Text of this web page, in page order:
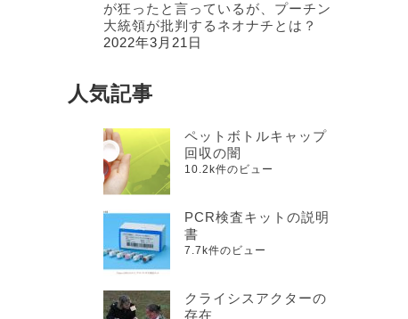
が狂ったと言っているが、プーチン
大統領が批判するネオナチとは？
2022年3月21日
人気記事
ペットボトルキャップ
回収の闇
10.2k件のビュー
PCR検査キットの説明
書
7.7k件のビュー
クライシスアクターの
存在